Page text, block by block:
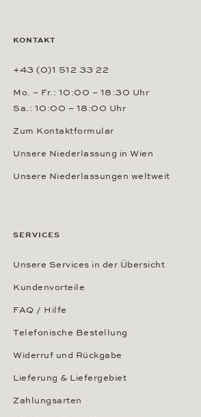
KONTAKT
+43 (0)1 512 33 22
Mo. – Fr.: 10:00 – 18:30 Uhr
Sa.: 10:00 – 18:00 Uhr
Zum Kontaktformular
Unsere Niederlassung in Wien
Unsere Niederlassungen weltweit
SERVICES
Unsere Services in der Übersicht
Kundenvorteile
FAQ / Hilfe
Telefonische Bestellung
Widerruf und Rückgabe
Lieferung & Liefergebiet
Zahlungsarten